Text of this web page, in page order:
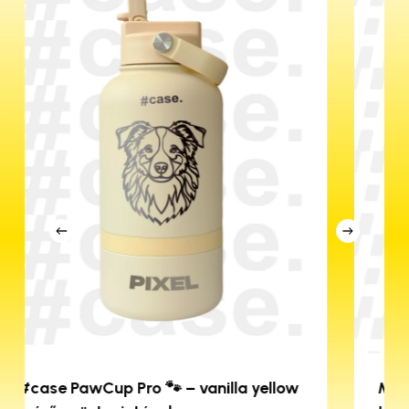
MagSafe tok Xiaomi 15T és 15T Pro